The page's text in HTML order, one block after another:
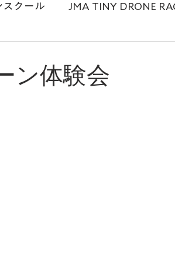
スクール JMA TINY DRONE
ン体験会